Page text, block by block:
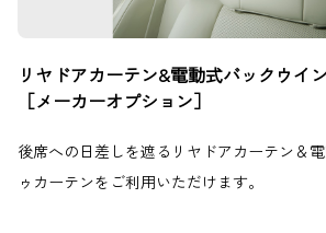
リヤドアカーテン&電動式バックウイ
［メーカーオプション］
後席への日差しを遮るリヤドアカーテン＆
ゥカーテンをご利用いただけます。